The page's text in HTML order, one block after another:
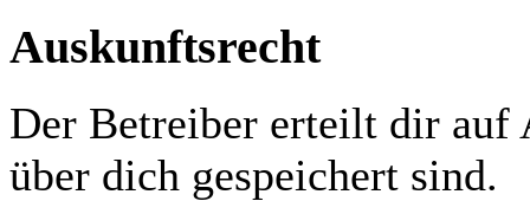
Auskunftsrecht
Der Betreiber erteilt dir auf
über dich gespeichert sind.